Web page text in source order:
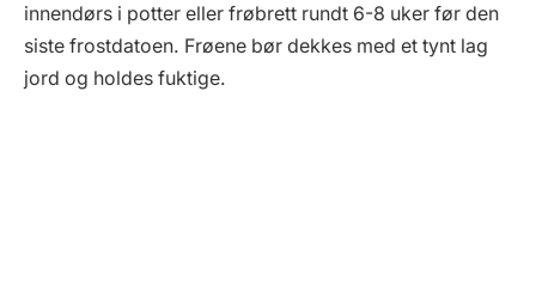
innendørs i potter eller frøbrett rundt 6-8 uker før den
siste frostdatoen. Frøene bør dekkes med et tynt lag
jord og holdes fuktige.